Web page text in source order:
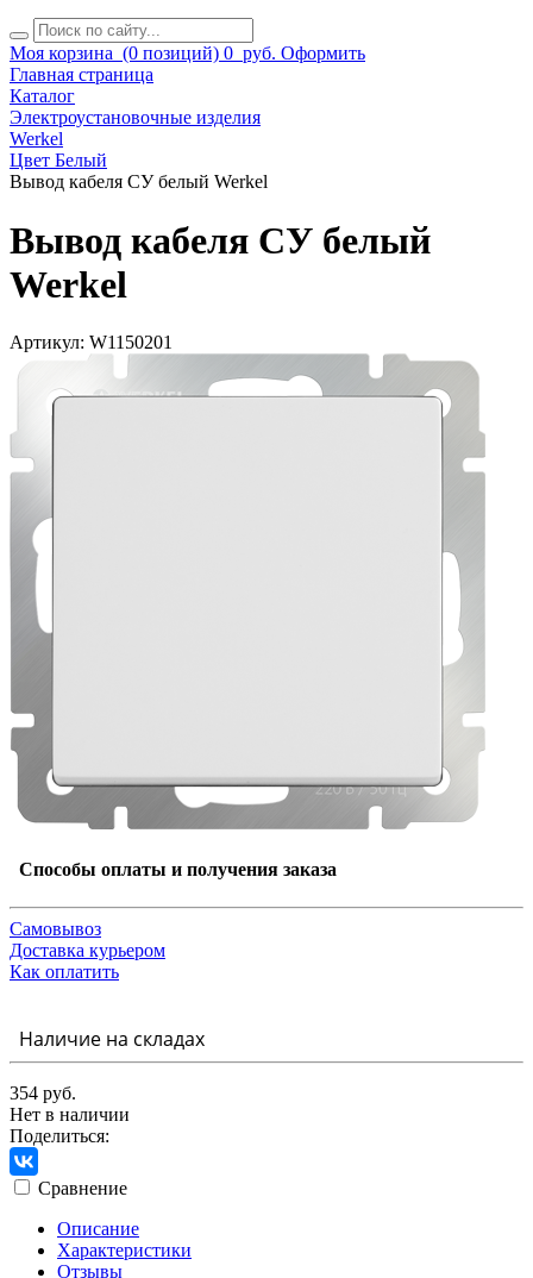
Моя корзина (0 позиций) 0 руб. Оформить
Главная страница
Каталог
Электроустановочные изделия
Werkel
Цвет Белый
Вывод кабеля СУ белый Werkel
Вывод кабеля СУ белый
Werkel
Артикул: W1150201
Способы оплаты и получения заказа
Самовывоз
Доставка курьером
Как оплатить
Наличие на складах
354 руб.
Нет в наличии
Поделиться:
Сравнение
Описание
Характеристики
Отзывы